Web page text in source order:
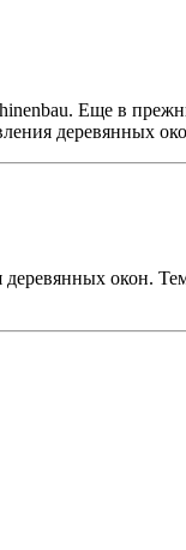
Еще в
деревянных
деревянных окон.